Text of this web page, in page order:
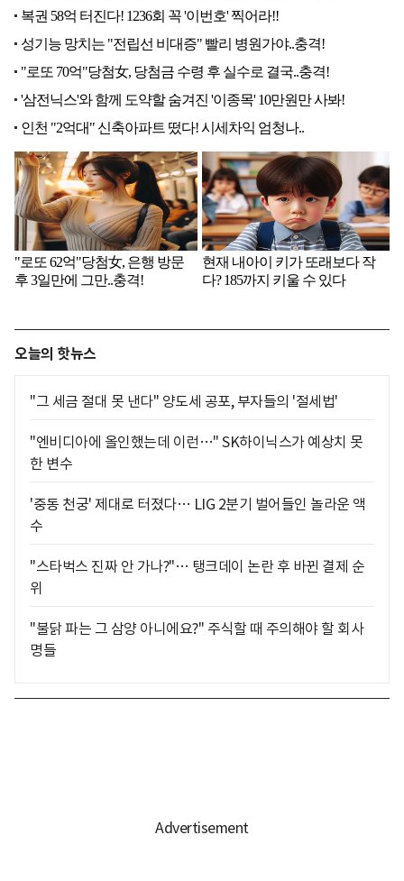
오늘의 핫뉴스
"그 세금 절대 못 낸다" 양도세 공포, 부자들의 '절세법'
"엔비디아에 올인했는데 이런…" SK하이닉스가 예상치 못
한 변수
'중동 천궁' 제대로 터졌다… LIG 2분기 벌어들인 놀라운 액
수
"스타벅스 진짜 안 가나?"… 탱크데이 논란 후 바뀐 결제 순
위
"불닭 파는 그 삼양 아니에요?" 주식할 때 주의해야 할 회사
명들